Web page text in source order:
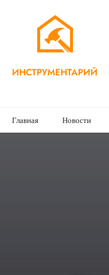
ИНСТРУМЕНТАРИЙ
Главная Новости